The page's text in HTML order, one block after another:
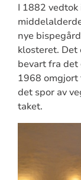
I 1882
nye
klosteret. Det
bevart fra det
1968 omgjort
det spor av
taket.